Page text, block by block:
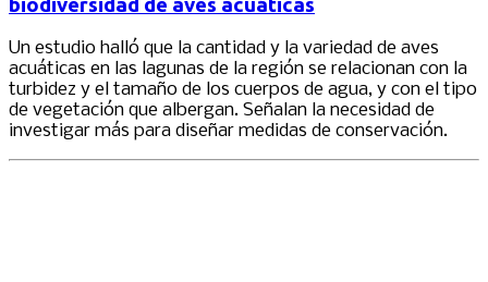
biodiversidad de aves acuáticas
Un estudio halló que la cantidad y la variedad de aves
acuáticas en las lagunas de la región se relacionan con la
turbidez y el tamaño de los cuerpos de agua, y con el tipo
de vegetación que albergan. Señalan la necesidad de
investigar más para diseñar medidas de conservación.